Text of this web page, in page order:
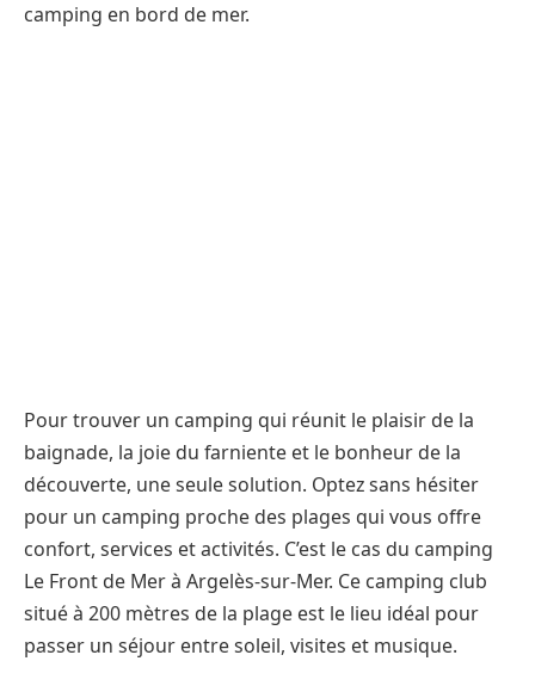
camping en bord de mer.
Pour trouver un camping qui réunit le plaisir de la
baignade, la joie du farniente et le bonheur de la
découverte, une seule solution. Optez sans hésiter
pour un camping proche des plages qui vous offre
confort, services et activités. C’est le cas du camping
Le Front de Mer à Argelès-sur-Mer. Ce camping club
situé à 200 mètres de la plage est le lieu idéal pour
passer un séjour entre soleil, visites et musique.